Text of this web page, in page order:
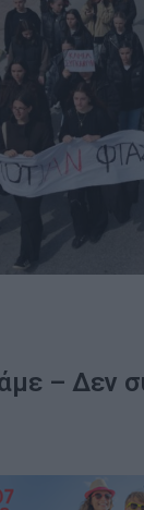
– Δεν